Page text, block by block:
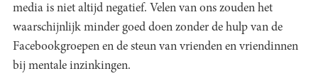
media is niet altijd negatief. Velen van ons zouden het
waarschijnlijk minder goed doen zonder de hulp van de
Facebookgroepen en de steun van vrienden en vriendinnen
bij mentale inzinkingen.